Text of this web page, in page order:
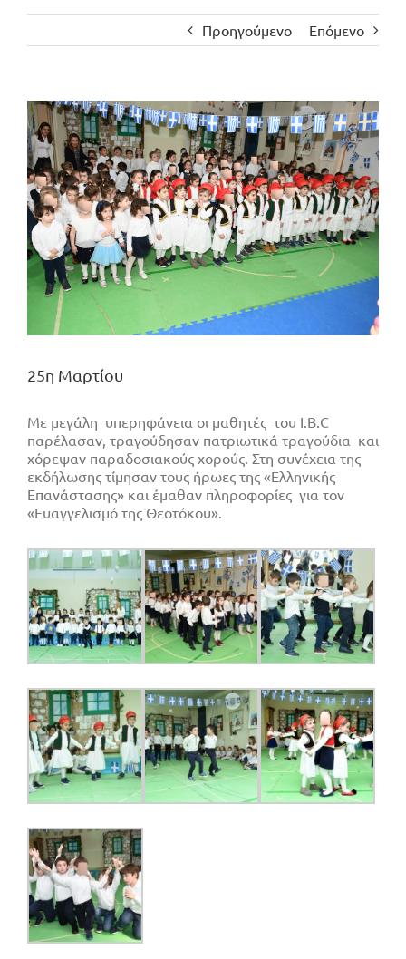
Προηγούμενο Επόμενο
Προβολή
μεγαλύτερης
εικόνας
25η Μαρτίου
Με μεγάλη υπερηφάνεια οι μαθητές τoυ I.B.C
παρέλασαν, τραγούδησαν πατριωτικά τραγούδια και
χόρεψαν παραδοσιακούς χορούς. Στη συνέχεια της
εκδήλωσης τίμησαν τους ήρωες της «Ελληνικής
Επανάστασης» και έμαθαν πληροφορίες για τον
«Ευαγγελισμό της Θεοτόκου».